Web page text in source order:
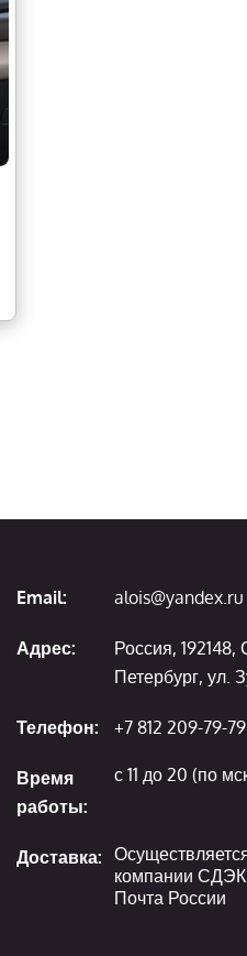
Email: alois@yandex.ru
Адрес:
Россия, 192148,
Петербург, ул.
Телефон: +7 812 209-79-79
Время
работы:
с 11 до 20 (по
Доставка:
компании
Почта России